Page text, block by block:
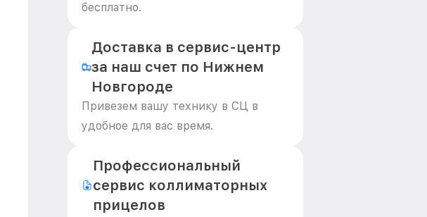
бесплатно.
Доставка в сервис-центр
за наш счет по Нижнем
Новгороде
Привезем вашу технику в СЦ в
удобное для вас время.
Профессиональный
сервис коллиматорных
прицелов